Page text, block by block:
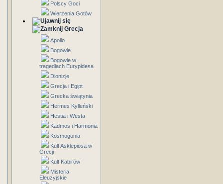
Polscy Goci
Wierzenia Gotów
Grecja
Apollo
Bogowie
Bogowie w
tragediach Eurypidesa
Dionizje
Grecja i Egipt
Grecka świątynia
Hermes Kylleński
Hestia i Westa
Kadmos i Harmonia
Kosmogonia
Kult Asklepiosa w
Grecji
Kult Kabirów
Misteria
Eleuzyjskie